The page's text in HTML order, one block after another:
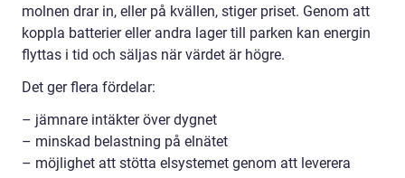
molnen drar in, eller på kvällen, stiger priset. Genom att
koppla batterier eller andra lager till parken kan energin
flyttas i tid och säljas när värdet är högre.
Det ger flera fördelar:
– jämnare intäkter över dygnet
– minskad belastning på elnätet
– möjlighet att stötta elsystemet genom att leverera